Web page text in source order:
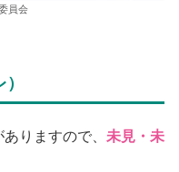
員会
りますので、 未見・未